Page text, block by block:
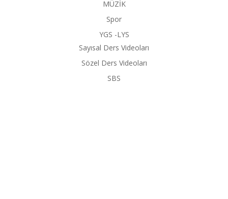
MÜZİK
Spor
YGS -LYS
Sayısal Ders Videoları
Sözel Ders Videoları
SBS